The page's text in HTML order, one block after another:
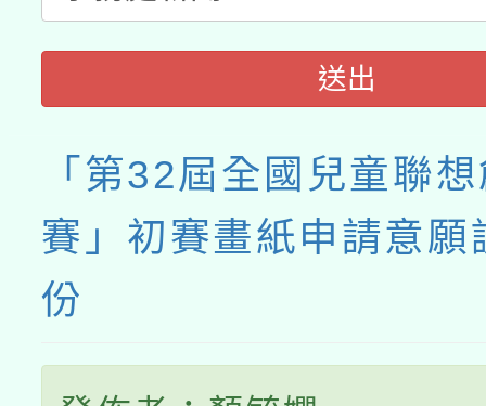
送出
「第32屆全國兒童聯
賽」初賽畫紙申請意願
份